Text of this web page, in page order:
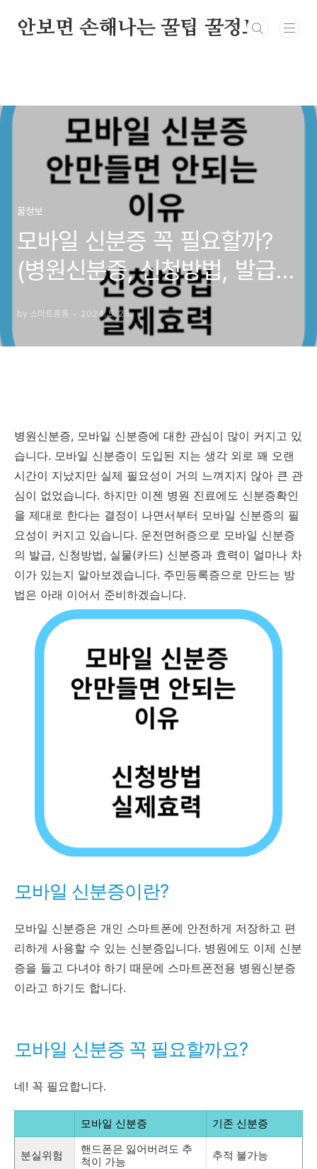
안보면 손해나는 꿀팁 꿀정보
꿀정보
모바일 신분증 꼭 필요할까?
(병원신분증, 신청방법, 발급,
실제효력, 운전면허증)
by 스마트홍홍 2024. 5. 23.
병원신분증, 모바일 신분증에 대한 관심이 많이 커지고 있
습니다. 모바일 신분증이 도입된 지는 생각 외로 꽤 오랜
시간이 지났지만 실제 필요성이 거의 느껴지지 않아 큰 관
심이 없었습니다. 하지만 이젠 병원 진료에도 신분증확인
을 제대로 한다는 결정이 나면서부터 모바일 신분증의 필
요성이 커지고 있습니다. 운전면허증으로 모바일 신분증
의 발급, 신청방법, 실물(카드) 신분증과 효력이 얼마나 차
이가 있는지 알아보겠습니다. 주민등록증으로 만드는 방
법은 아래 이어서 준비하겠습니다.
모바일 신분증이란?
모바일 신분증은 개인 스마트폰에 안전하게 저장하고 편
리하게 사용할 수 있는 신분증입니다. 병원에도 이제 신분
증을 들고 다녀야 하기 때문에 스마트폰전용 병원신분증
이라고 하기도 합니다.
모바일 신분증 꼭 필요할까요?
네! 꼭 필요합니다.
모바일 신분증 기존 신분증
분실위험
핸드폰은 잃어버려도 추
척이 가능
추적 불가능